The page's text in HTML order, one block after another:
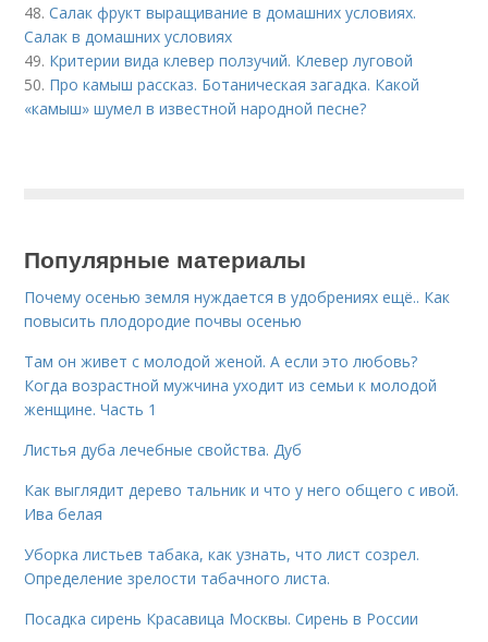
48.Салак фрукт выращивание в домашних условиях.
Салак в домашних условиях
49. Критерии вида клевер ползучий. Клевер луговой
50. Про камыш рассказ. Ботаническая загадка. Какой
«камыш» шумел в известной народной песне?
Популярные материалы
Почему осенью земля нуждается в удобрениях ещё.. Как
повысить плодородие почвы осенью
Там он живет с молодой женой. А если это любовь?
Когда возрастной мужчина уходит из семьи к молодой
женщине. Часть 1
Листья дуба лечебные свойства. Дуб
Как выглядит дерево тальник и что у него общего с ивой.
Ива белая
Уборка листьев табака, как узнать, что лист созрел.
Определение зрелости табачного листа.
Посадка сирень Красавица Москвы. Сирень в России